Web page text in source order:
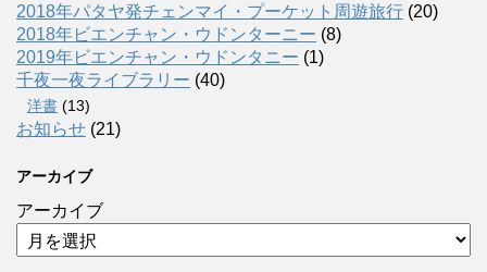
2018年パタヤ発チェンマイ・プーケット周遊旅行 (20)
2018年ビエンチャン・ウドンターニー (8)
2019年ビエンチャン・ウドンタニー (1)
千夜一夜ライブラリー (40)
洋書 (13)
お知らせ (21)
アーカイブ
アーカイブ